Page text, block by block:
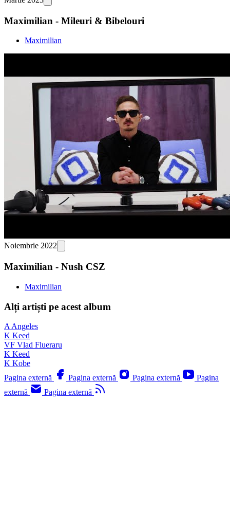
Maximilian - Mileuri & Bibelouri
Maximilian
Noiembrie 2022
Maximilian - Nush CSZ
Maximilian
Alți artiști pe acest album
A Angeles
K Keed
VF Vlad Flueraru
K Keed
K Kobe
Pagina externă
Pagina externă Pagina externă
Pagina
externă
Pagina externă